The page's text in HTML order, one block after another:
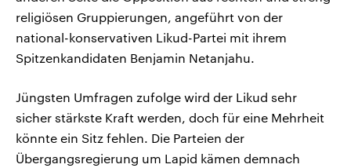
religiösen Gruppierungen, angeführt von der
national-konservativen Likud-Partei mit ihrem
Spitzenkandidaten Benjamin Netanjahu.
Jüngsten Umfragen zufolge wird der Likud sehr
sicher stärkste Kraft werden, doch für eine Mehrheit
könnte ein Sitz fehlen. Die Parteien der
Übergangsregierung um Lapid kämen demnach